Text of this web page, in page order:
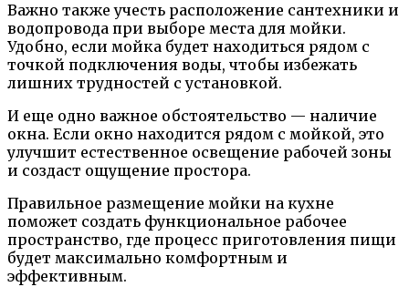
Важно также учесть расположение сантехники и
водопровода при выборе места для мойки.
Удобно, если мойка будет находиться рядом с
точкой подключения воды, чтобы избежать
лишних трудностей с установкой.
И еще одно важное обстоятельство — наличие
окна. Если окно находится рядом с мойкой, это
улучшит естественное освещение рабочей зоны
и создаст ощущение простора.
Правильное размещение мойки на кухне
поможет создать функциональное рабочее
пространство, где процесс приготовления пищи
будет максимально комфортным и
эффективным.